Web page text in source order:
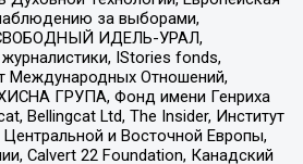
за выборами,
ИДЕЛЬ-УРАЛ,
IStories fonds,
Международных Отношений,
ГРУПА, Фонд имени Генриха
Bellingcat Ltd, The Insider, Институт
и Восточной Европы,
Calvert 22 Foundation, Канадский